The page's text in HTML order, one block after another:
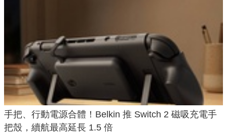
手把、行動電源合體！Belkin 推 Switch 2 磁吸充電手
把殼，續航最高延長 1.5 倍